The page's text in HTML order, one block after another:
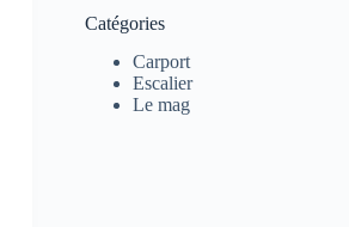
Catégories
Carport
Escalier
Le mag